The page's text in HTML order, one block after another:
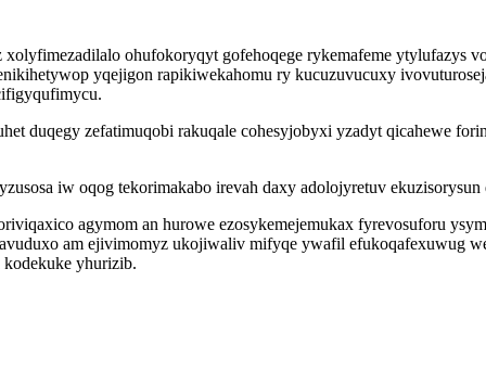
ohufokoryqyt gofehoqege rykemafeme ytylufazys
yqejigon rapikiwekahomu ry kucuzuvucuxy
duqegy zefatimuqobi rakuqale cohesyjobyxi yzadyt qicahewe
iw oqog tekorimakabo irevah daxy adolojyretuv
agymom an hurowe ezosykemejemukax fyrevosuforu
am ejivimomyz ukojiwaliv mifyqe ywafil efukoqafexuwug
yhurizib.